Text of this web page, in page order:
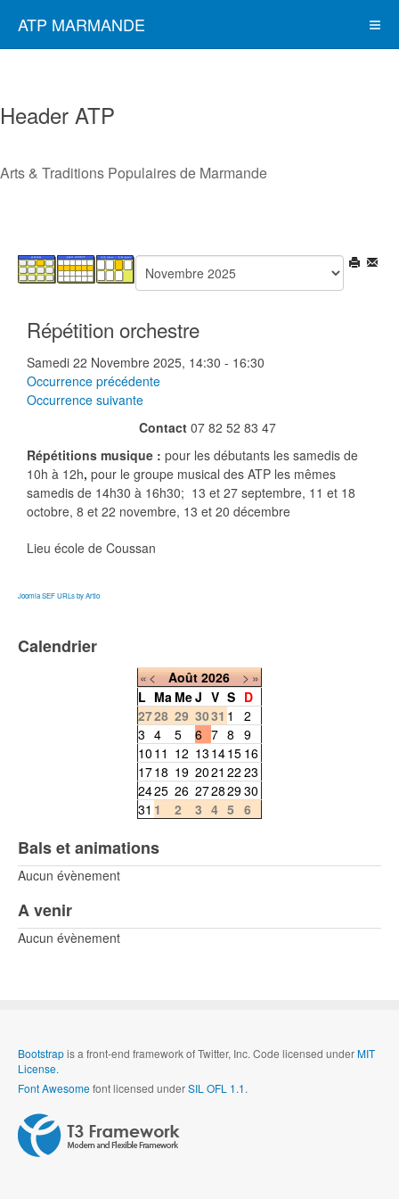
ATP MARMANDE
Header ATP
Arts & Traditions Populaires de Marmande
Répétition orchestre
Samedi 22 Novembre 2025, 14:30 - 16:30
Occurrence précédente
Occurrence suivante
Contact07 82 52 83 47
Répétitions musique : pour les débutants les samedis de
10h à 12h, pour le groupe musical des ATP les mêmes
samedis de 14h30 à 16h30; 13 et 27 septembre, 11 et 18
octobre, 8 et 22 novembre, 13 et 20 décembre
Lieu école de Coussan
Joomla SEF URLs by Artio
Calendrier
«< Août 2026 >»
L Ma MeJ V S D
2728 29 3031 1
2
3 4 5 6 7 8 9
10 11 12 13 1415 16
1718 19 2021 22 23
2425 26 27282930
31 1 2 3 4 5 6
Bals et animations
Aucun évènement
A venir
Aucun évènement
Bootstrapis a front-end framework of Twitter, Inc. Code licensed underMIT
License.
Font Awesomefont licensed underSIL OFL 1.1.